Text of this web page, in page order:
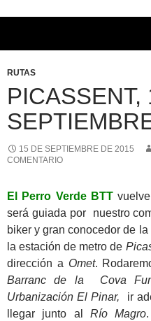
CONTENIDO
RUTAS
PICASSENT,
15 DE SEPTIEMBRE DE 2015
COMENTARIO
El Perro Verde BTT
será guiada por nuestro
biker y gran conocedor de
la estación de metro de
dirección a Omet.
Barranc de la Cova
Urbanización El Pinar, ir
llegar junto al Río Magro